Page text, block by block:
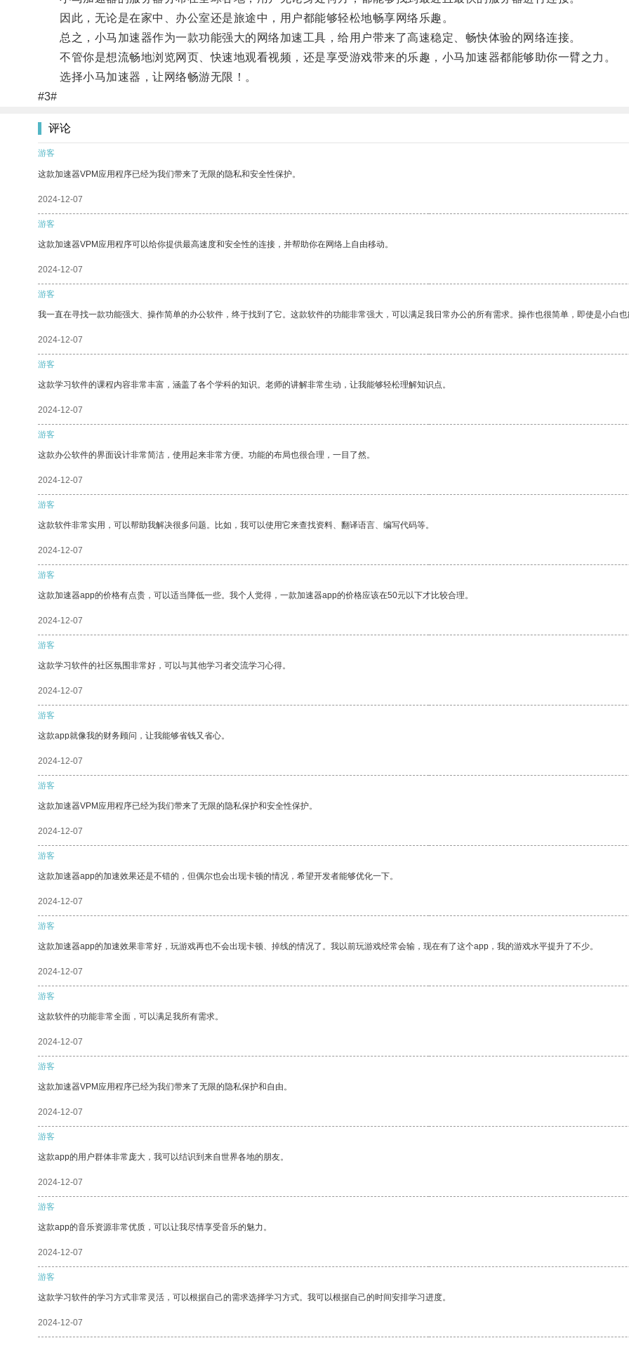
因此，无论是在家中、办公室还是旅途中，用户都能够轻松地畅享网络乐趣。
总之，小马加速器作为一款功能强大的网络加速工具，给用户带来了高速稳定、畅快体验的网络连接。
不管你是想流畅地浏览网页、快速地观看视频，还是享受游戏带来的乐趣，小马加速器都能够助你一臂之力。
选择小马加速器，让网络畅游无限！。
#3#
评论
游客
这款加速器VPM应用程序已经为我们带来了无限的隐私和安全性保护。
2024-12-07
游客
这款加速器VPM应用程序可以给你提供最高速度和安全性的连接，并帮助你在网络上自由移动。
2024-12-07
游客
我一直在寻找一款功能强大、操作简单的办公软件，终于找到了它。这款软件的功能非常强大，可以满足我日常办公的所有需求。操作也很简单，即使是小白也
2024-12-07
游客
这款学习软件的课程内容非常丰富，涵盖了各个学科的知识。老师的讲解非常生动，让我能够轻松理解知识点。
2024-12-07
游客
这款办公软件的界面设计非常简洁，使用起来非常方便。功能的布局也很合理，一目了然。
2024-12-07
游客
这款软件非常实用，可以帮助我解决很多问题。比如，我可以使用它来查找资料、翻译语言、编写代码等。
2024-12-07
游客
这款加速器app的价格有点贵，可以适当降低一些。我个人觉得，一款加速器app的价格应该在50元以下才比较合理。
2024-12-07
游客
这款学习软件的社区氛围非常好，可以与其他学习者交流学习心得。
2024-12-07
游客
这款app就像我的财务顾问，让我能够省钱又省心。
2024-12-07
游客
这款加速器VPM应用程序已经为我们带来了无限的隐私保护和安全性保护。
2024-12-07
游客
这款加速器app的加速效果还是不错的，但偶尔也会出现卡顿的情况，希望开发者能够优化一下。
2024-12-07
游客
这款加速器app的加速效果非常好，玩游戏再也不会出现卡顿、掉线的情况了。我以前玩游戏经常会输，现在有了这个app，我的游戏水平提升了不少。
2024-12-07
游客
这款软件的功能非常全面，可以满足我所有需求。
2024-12-07
游客
这款加速器VPM应用程序已经为我们带来了无限的隐私保护和自由。
2024-12-07
游客
这款app的用户群体非常庞大，我可以结识到来自世界各地的朋友。
2024-12-07
游客
这款app的音乐资源非常优质，可以让我尽情享受音乐的魅力。
2024-12-07
游客
这款学习软件的学习方式非常灵活，可以根据自己的需求选择学习方式。我可以根据自己的时间安排学习进度。
2024-12-07